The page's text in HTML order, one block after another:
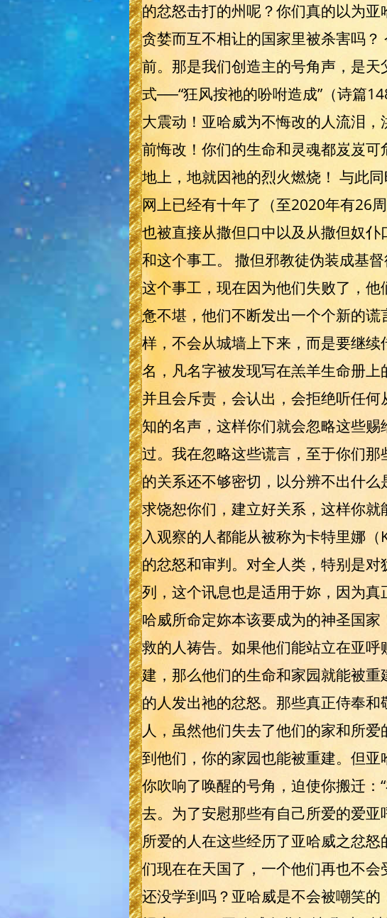
的忿怒击打的州呢？你们真的以为
贪婪而互不相让的国家里被杀害吗
前。那是我们创造主的号角声，是
式──“狂风按祂的吩咐造成”（诗篇
大震动！亚哈威为不悔改的人流泪
前悔改！你们的生命和灵魂都岌岌
地上，地就因祂的烈火燃烧！ 与此
网上已经有十年了（至2020年有26
也被直接从撒但口中以及从撒但奴
和这个事工。 撒但邪教徒伪装成基
这个事工，现在因为他们失败了，
惫不堪，他们不断发出一个个新的
样，不会从城墙上下来，而是要继
名，凡名字被发现写在羔羊生命册
并且会斥责，会认出，会拒绝听任
知的名声，这样你们就会忽略这些
过。我在忽略这些谎言，至于你们
的关系还不够密切，以分辨不出什
求饶恕你们，建立好关系，这样你就
入观察的人都能从被称为卡特里娜
的忿怒和审判。对全人类，特别是
列，这个讯息也是适用于妳，因为
哈威所命定妳本该要成为的神圣国
救的人祷告。如果他们能站立在亚
建，那么他们的生命和家园就能被
的人发出祂的忿怒。那些真正侍奉
人，虽然他们失去了他们的家和所
到他们，你的家园也能被重建。但
你吹响了唤醒的号角，迫使你搬迁
去。为了安慰那些有自己所爱的爱
所爱的人在这些经历了亚哈威之忿
们现在在天国了，一个他们再也不
还没学到吗？亚哈威是不会被嘲笑的